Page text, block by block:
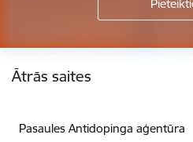
Ātrās saites
Pasaules Antidopinga aģentūra